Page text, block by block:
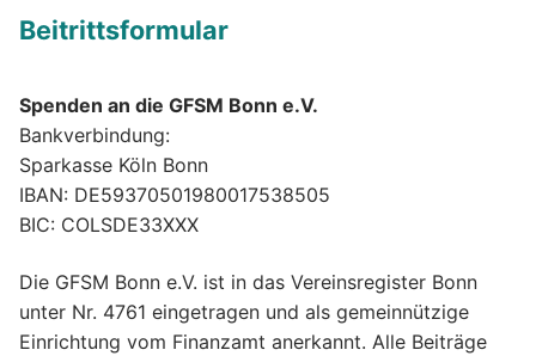
Beitrittsformular
Spenden an die GFSM Bonn e.V.
Bankverbindung:
Sparkasse Köln Bonn
IBAN: DE59370501980017538505
BIC: COLSDE33XXX
Die GFSM Bonn e.V. ist in das Vereinsregister Bonn
unter Nr. 4761 eingetragen und als gemeinnützige
Einrichtung vom Finanzamt anerkannt. Alle Beiträge